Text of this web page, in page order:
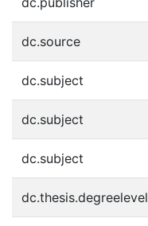
dc.source
dc.subject
dc.subject
dc.subject
dc.thesis.degreelevel